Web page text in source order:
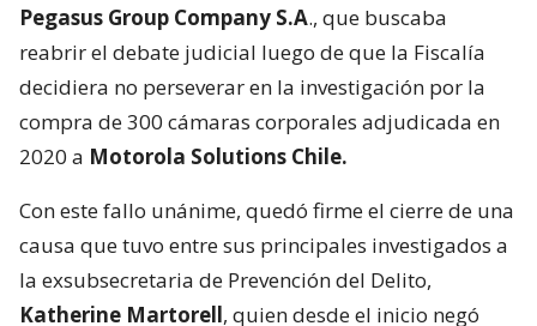
Pegasus Group Company S.A., que buscaba
reabrir el debate judicial luego de que la Fiscalía
decidiera no perseverar en la investigación por la
compra de 300 cámaras corporales adjudicada en
2020 a Motorola Solutions Chile.
Con este fallo unánime, quedó firme el cierre de una
causa que tuvo entre sus principales investigados a
la exsubsecretaria de Prevención del Delito,
Katherine Martorell, quien desde el inicio negó